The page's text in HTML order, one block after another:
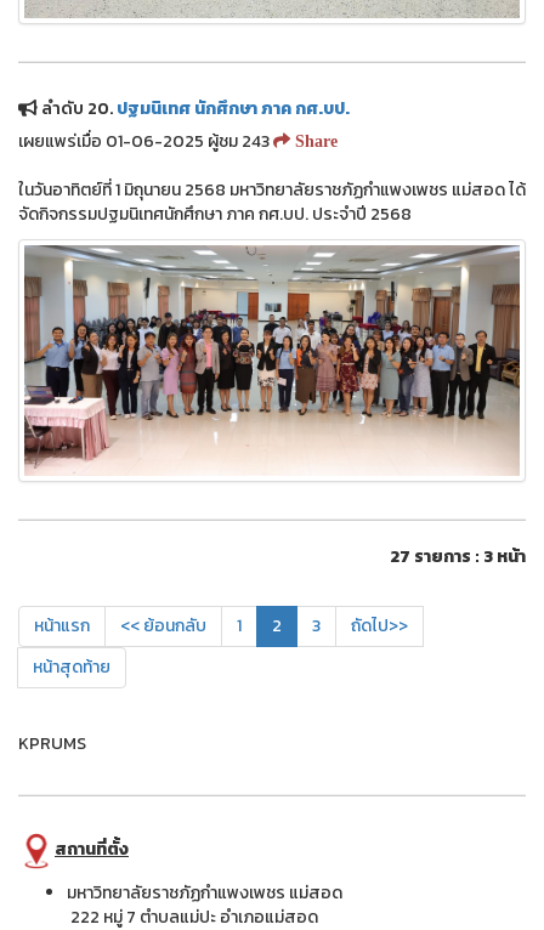
ลำดับ 20.ปฐมนิเทศ นักศึกษา ภาค กศ.บป.
เผยแพร่เมื่อ 01-06-2025 ผู้ชม 243
Share
ในวันอาทิตย์ที่ 1 มิถุนายน 2568 มหาวิทยาลัยราชภัฏกำแพงเพชร แม่สอด ได้
จัดกิจกรรมปฐมนิเทศนักศึกษา ภาค กศ.บป. ประจำปี 2568
27 รายการ : 3 หน้า
หน้าแรก << ย้อนกลับ 1 2 3
ถัดไป>>
หน้าสุดท้าย
KPRUMS
สถานที่ตั้ง
มหาวิทยาลัยราชภัฏกำแพงเพชร แม่สอด
222 หมู่ 7 ตำบลแม่ปะ อำเภอแม่สอด